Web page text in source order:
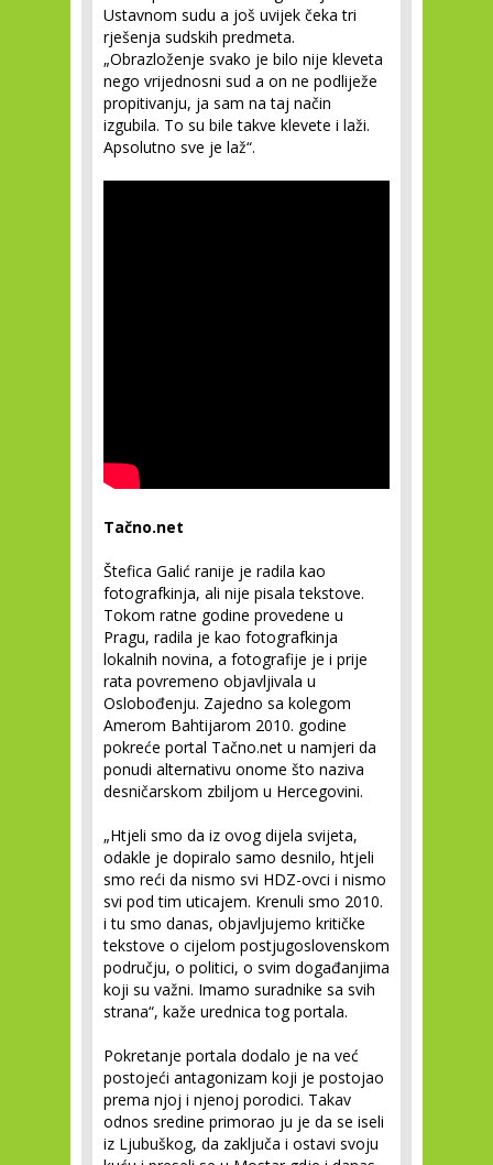
Ustavnom sudu a još uvijek čeka tri
rješenja sudskih predmeta.
„Obrazloženje svako je bilo nije kleveta
nego vrijednosni sud a on ne podliježe
propitivanju, ja sam na taj način
izgubila. To su bile takve klevete i laži.
Apsolutno sve je laž“.
Tačno.net
Štefica Galić ranije je radila kao
fotografkinja, ali nije pisala tekstove.
Tokom ratne godine provedene u
Pragu, radila je kao fotografkinja
lokalnih novina, a fotografije je i prije
rata povremeno objavljivala u
Oslobođenju. Zajedno sa kolegom
Amerom Bahtijarom 2010. godine
pokreće portal Tačno.net u namjeri da
ponudi alternativu onome što naziva
desničarskom zbiljom u Hercegovini.
„Htjeli smo da iz ovog dijela svijeta,
odakle je dopiralo samo desnilo, htjeli
smo reći da nismo svi HDZ-ovci i nismo
svi pod tim uticajem. Krenuli smo 2010.
i tu smo danas, objavljujemo kritičke
tekstove o cijelom postjugoslovenskom
području, o politici, o svim događanjima
koji su važni. Imamo suradnike sa svih
strana“, kaže urednica tog portala.
Pokretanje portala dodalo je na već
postojeći antagonizam koji je postojao
prema njoj i njenoj porodici. Takav
odnos sredine primorao ju je da se iseli
iz Ljubuškog, da zaključa i ostavi svoju